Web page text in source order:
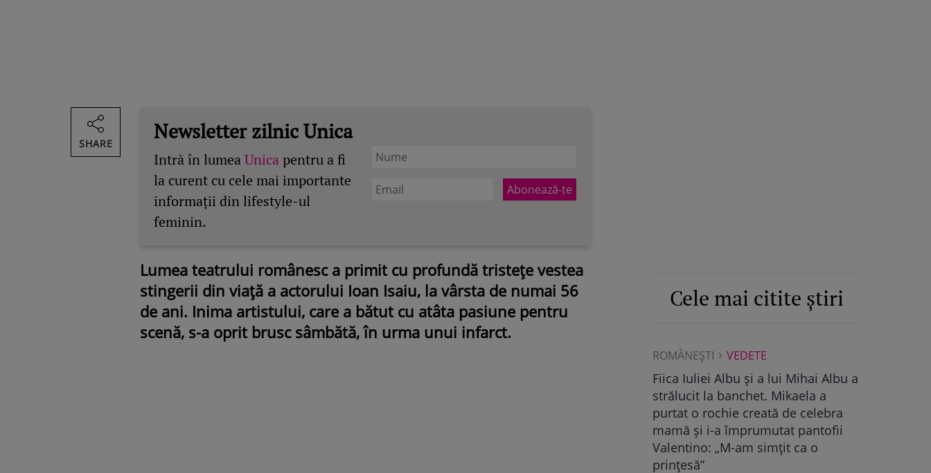
Newsletter zilnic Unica
Intră în lumeaUnica pentru a fi
la curent cu cele mai importante
informații din lifestyle-ul
feminin.
Lumea teatrului românesc a primit cu profundă tristețe vestea
stingerii din viață a actorului Ioan Isaiu, la vârsta de numai 56
de ani. Inima artistului, care a bătut cu atâta pasiune pentru
scenă, s-a oprit brusc sâmbătă, în urma unui infarct.
SHARE
Cele mai citite știri
ROMÂNEŞTI VEDETE
Maya Castellano, show cu trupa de
dans. Cum și-a surprins Antonia
fiica: „Atât de mândră”